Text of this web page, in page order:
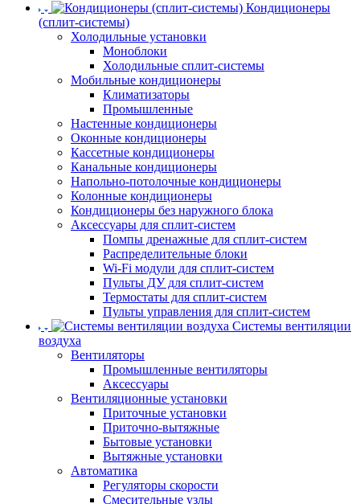
Кондиционеры
(сплит-системы)
Холодильные установки
Моноблоки
Холодильные сплит-системы
Мобильные кондиционеры
Климатизаторы
Промышленные
Настенные кондиционеры
Оконные кондиционеры
Кассетные кондиционеры
Канальные кондиционеры
Напольно-потолочные кондиционеры
Колонные кондиционеры
Кондиционеры без наружного блока
Аксессуары для сплит-систем
Помпы дренажные для сплит-систем
Распределительные блоки
Wi-Fi модули для сплит-систем
Пульты ДУ для сплит-систем
Термостаты для сплит-систем
Пульты управления для сплит-систем
Системы вентиляции
воздуха
Вентиляторы
Промышленные вентиляторы
Аксессуары
Вентиляционные установки
Приточные установки
Приточно-вытяжные
Бытовые установки
Вытяжные установки
Автоматика
Регуляторы скорости
Смесительные узлы